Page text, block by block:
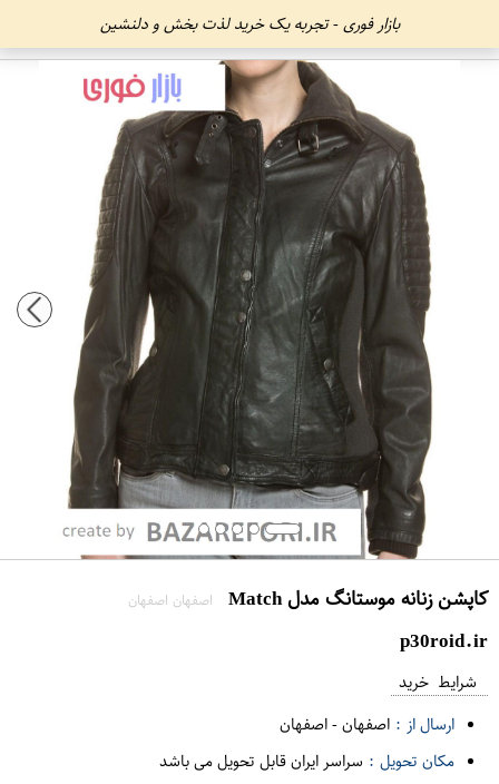
بازار فوری - تجربه یک خرید لذت بخش و دلنشین
کاپشن زنانه موستانگ مدل Match اصفهان اصفهان
p30roid.ir
شرایط خرید
ارسال از : اصفهان-اصفهان
مکان تحویل : سراسر ایران قابل تحویل می باشد